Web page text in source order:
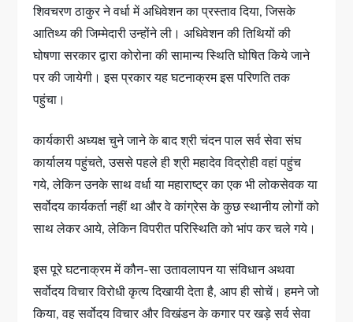
शिवचरण ठाकुर ने वर्धा में अधिवेशन का प्रस्ताव दिया, जिसके
आतिथ्य की जिम्मेदारी उन्होंने ली। अधिवेशन की तिथियों की
घोषणा सरकार द्वारा कोरोना की सामान्य स्थिति घोषित किये जाने
पर की जायेगी। इस प्रकार यह घटनाक्रम इस परिणति तक
पहुंचा।
कार्यकारी अध्यक्ष चुने जाने के बाद श्री चंदन पाल सर्व सेवा संघ
कार्यालय पहुंचते, उससे पहले ही श्री महादेव विद्रोही वहां पहुंच
गये, लेकिन उनके साथ वर्धा या महाराष्ट्र का एक भी लोकसेवक या
सर्वोदय कार्यकर्ता नहीं था और वे कांग्रेस के कुछ स्थानीय लोगों को
साथ लेकर आये, लेकिन विपरीत परिस्थिति को भांप कर चले गये।
इस पूरे घटनाक्रम में कौन-सा उतावलापन या संविधान अथवा
सर्वोदय विचार विरोधी कृत्य दिखायी देता है, आप ही सोचें। हमने जो
किया, वह सर्वोदय विचार और विखंडन के कगार पर खड़े सर्व सेवा